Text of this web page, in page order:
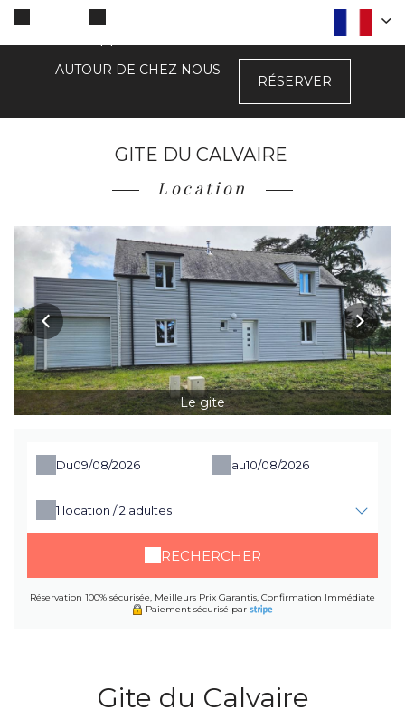
AUTOUR DE CHEZ NOUS
RÉSERVER
GITE DU CALVAIRE
Location
Le gite
Du au
1 location /2 adultes
RECHERCHER
Réservation 100% sécurisée, Meilleurs Prix Garantis, Confirmation Immédiate
Paiement sécurisé par
Gite du Calvaire